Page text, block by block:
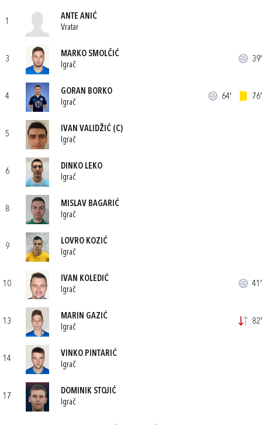
1
ANTE ANIĆ
Vratar
3
MARKO SMOLČIĆ
Igrač
39'
4
GORAN BORKO
Igrač
64' 76'
5
IVAN VALIDŽIĆ (C)
Igrač
6
DINKO LEKO
Igrač
8
MISLAV BAGARIĆ
Igrač
9
LOVRO KOZIĆ
Igrač
10
IVAN KOLEDIĆ
Igrač
41'
13
MARIN GAZIĆ
Igrač
82'
14
VINKO PINTARIĆ
Igrač
17
DOMINIK STOJIĆ
Igrač